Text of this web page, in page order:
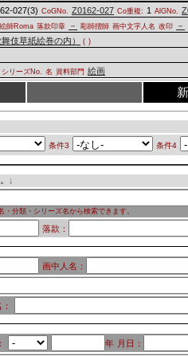
027(3) CoGNo. Z0162-027 Co重複: 1 AlGNo.
絵師Roma 落款印章 － 彫師摺師 画中文字人名 改印 －
舞伎草紙絵巻の内） ( )
シリーズNo. 名 資料部門 絵画
条件3 条件4
↓
分類・シリーズ名から検索できます。
落款：
画中人名：
年 月日：